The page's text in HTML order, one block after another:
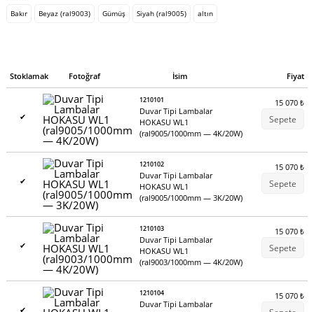
Bakır Beyaz (ral9003) Gümüş Siyah (ral9005) altın
Stoklamak Fotoğraf İsim Fiyat
✔
1210101
Duvar Tipi Lambalar
HOKASU WL1
(ral9005/1000mm — 4K/20W)
15 070₺
Sepete
✔
1210102
Duvar Tipi Lambalar
HOKASU WL1
(ral9005/1000mm — 3K/20W)
15 070₺
Sepete
✔
1210103
Duvar Tipi Lambalar
HOKASU WL1
(ral9003/1000mm — 4K/20W)
15 070₺
Sepete
✔
1210104
Duvar Tipi Lambalar
15 070₺